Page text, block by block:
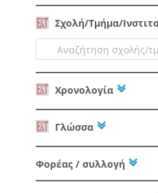
Σχολή/Τμήμα/
Χρονολογία
Γλώσσα
Φορέας / συλλογή